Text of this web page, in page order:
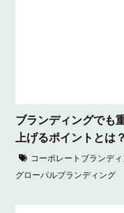
ブランディングでも
上げるポイントとは？
コーポレートブランデ
グローバルブランディング